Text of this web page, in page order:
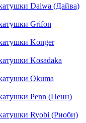
Daiwa (Дайва)
Grifon
Konger
Kosadaka
Okuma
Penn (Пенн)
Ryobi (Риоби)